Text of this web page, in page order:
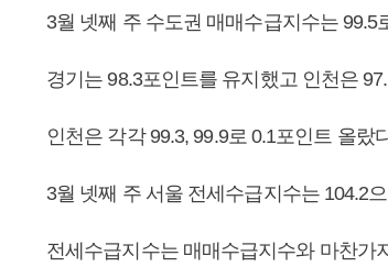
3월 넷째 주 수도권 매매수급지수는 99.5
경기는 98.3포인트를 유지했고 인천은
인천은 각각 99.3, 99.9로 0.1포인트 올랐
3월 넷째 주 서울 전세수급지수는 104.2
전세수급지수는 매매수급지수와 마찬가